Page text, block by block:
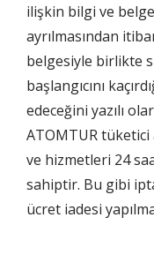
ilişkin bilgi ve
ayrılmasından
belgesiyle birlikte
başlangıcını
edeceğini yazılı
ATOMTUR tüketici
ve hizmetleri 24
sahiptir. Bu gibi
ücret iadesi